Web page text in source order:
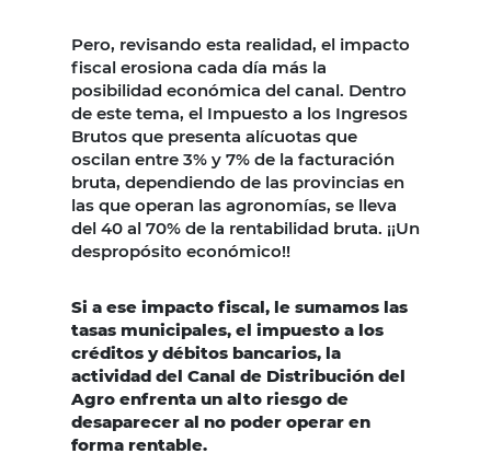
Pero, revisando esta realidad, el impacto
fiscal erosiona cada día más la
posibilidad económica del canal. Dentro
de este tema, el Impuesto a los Ingresos
Brutos que presenta alícuotas que
oscilan entre 3% y 7% de la facturación
bruta, dependiendo de las provincias en
las que operan las agronomías, se lleva
del 40 al 70% de la rentabilidad bruta. ¡¡Un
despropósito económico!!
Si a ese impacto fiscal, le sumamos las
tasas municipales, el impuesto a los
créditos y débitos bancarios, la
actividad del Canal de Distribución del
Agro enfrenta un alto riesgo de
desaparecer al no poder operar en
forma rentable.